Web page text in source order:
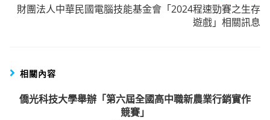
財團法人中華民國電腦技能基金會「2024程速勁賽之生存
遊戲」相關訊息
相關內容
僑光科技大學舉辦「第六屆全國高中職新農業行銷實作
競賽」